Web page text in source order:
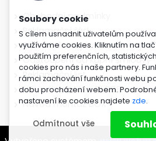
S cílem usnadnit uživatelům
využíváme cookies. Kliknutím na
použitím preferenčních,
cookies pro nás i naše partnery.
rámci zachování funkčnosti webu
dobu procházení webem.
nastavení ke cookies najdete zde.
Odmítnout vše
Obchodní podmínky
Reklamační řád
Právo odstoupit od smlouvy
Odstoupení od kupní smlouvy
Reklamační list
Návod montážn GLOBE
Návod montáž BOX